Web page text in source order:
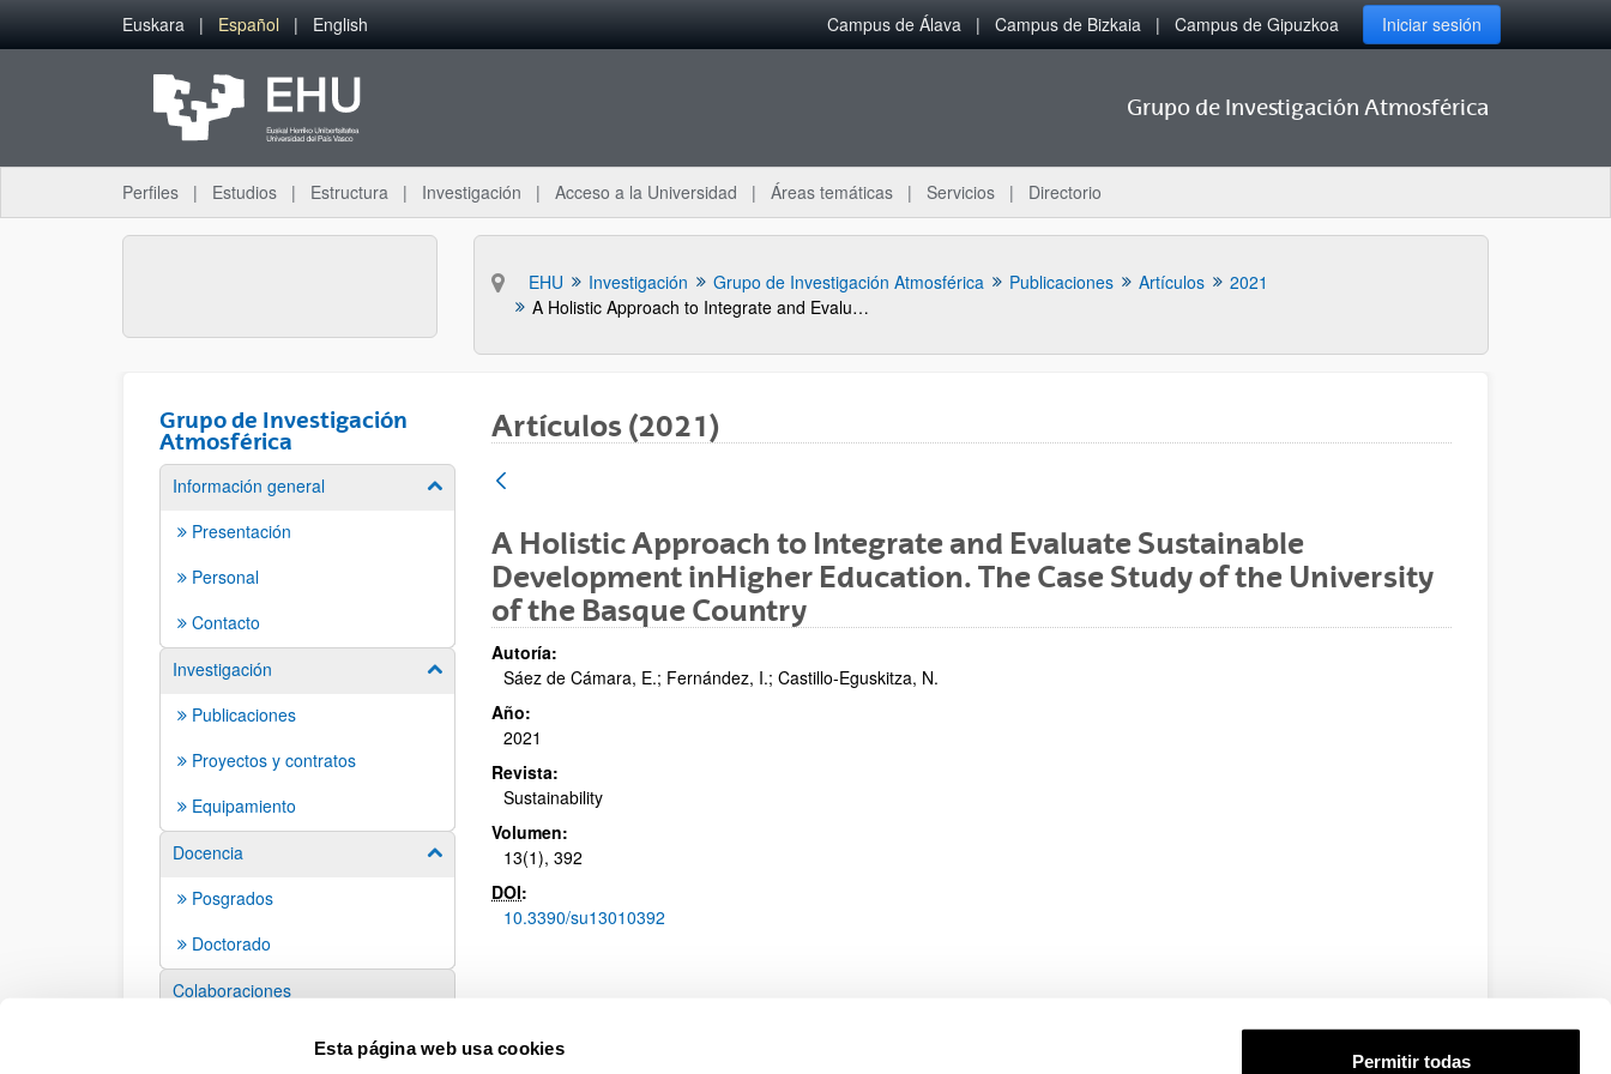
Esta página web usa cookies
Permitir todas
Saltar al contenido principal
Euskara Español English Campus de Álava Campus de Bizkaia Campus de Gipuzkoa Iniciar sesión
Grupo de Investigación Atmosférica
Perfiles Estudios Estructura Investigación Acceso a la Universidad Áreas temáticas Servicios Directorio
EHU Investigación Grupo de Investigación Atmosférica Publicaciones Artículos
2021
A Holistic Approach to Integrate and Evaluate Sustainable Development inHigher Education. The Case Study of the University of the Basque Country
Grupo de Investigación
Atmosférica
Información general Mostrar/ocultar subpáginas
Presentación
Personal
Contacto
Investigación
Mostrar/ocultar subpáginas
Publicaciones
Proyectos y contratos
Equipamiento
Docencia
Mostrar/ocultar subpáginas
Posgrados
Doctorado
Colaboraciones
Artículos (2021)
A Holistic Approach to Integrate and Evaluate Sustainable
Development inHigher Education. The Case Study of the University
of the Basque Country
Autoría:
Sáez de Cámara, E.; Fernández, I.; Castillo-Eguskitza, N.
Año:
2021
Revista:
Sustainability
Volumen:
13(1), 392
DOI:
10.3390/su13010392